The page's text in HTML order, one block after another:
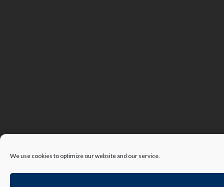
We use cookies to optimize our website and our service.